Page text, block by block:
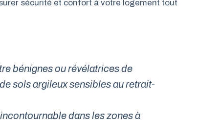
sécurité et confort à votre logement tout
bénignes ou révélatrices de
sols argileux sensibles au retrait-
dans les zones à